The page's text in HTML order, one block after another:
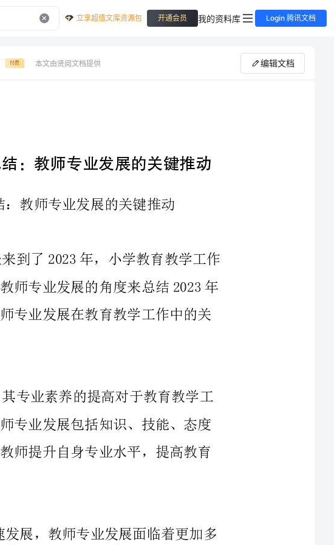
立享超值文库资源包 开通会员 我的资料库 Login 腾讯文档
付费 本文由贤阅文档提供 编辑文档
2023年小学教育教学工作总结：教师专业发展的关键推动
时光荏苒，转眼之间我们已经来到了2023年，小学教育教学工作
小学教育教学工作的情况，探讨教师专业发展在教育教学工作中的关
教师是教育事业的中坚力量，其专业素养的提高对于教育教学工
2023年，随着信息技术的高速发展，教师专业发展面临着更加多
元化的发展途径。传统的培训、学习方式逐渐向数字化转型，教师可